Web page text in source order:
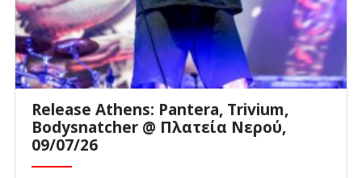
Release Athens: Pantera, Trivium,
Bodysnatcher @ Πλατεία Νερού,
09/07/26